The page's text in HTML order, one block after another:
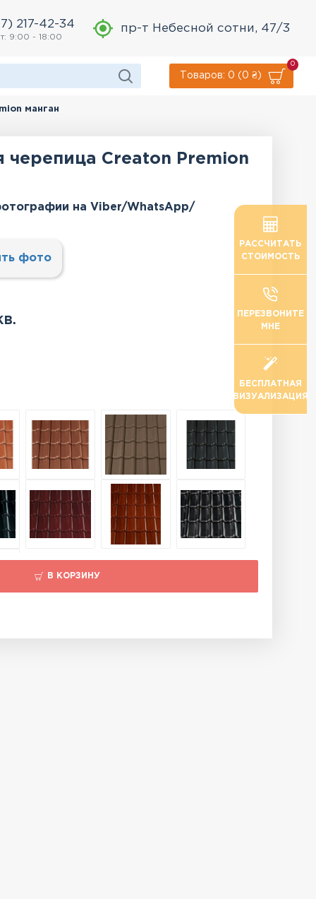
217-42-34
9:00 - 18:00
пр-т Небесной сотни, 47/3
Товаров: 0 (0 ₴)
0
манган
черепица Creaton Premion
на Viber/WhatsApp/
фото
В КОРЗИНУ
РАССЧИТАТЬ
СТОИМОСТЬ
ПЕРЕЗВОНИТЕ
МНЕ
БЕСПЛАТНАЯ
ВИЗУАЛИЗАЦИЯ